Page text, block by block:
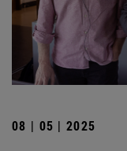
08 | 05 | 2025